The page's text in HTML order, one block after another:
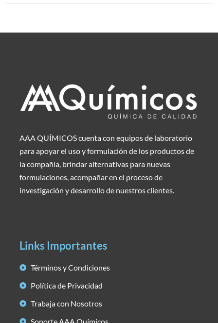
AAA QUÍMICOS cuenta con equipos de laboratorio
para apoyar el uso y formulación de los productos de
la compañía, brindar alternativas para nuevas
formulaciones, acompañar en el proceso de
investigación y desarrollo de nuestros clientes.
Links Importantes
Términos y Condiciones
Política de Privacidad
Trabaja con Nosotros